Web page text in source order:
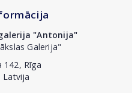
"Antonija"
Galerija"
142, Rīga
Latvija